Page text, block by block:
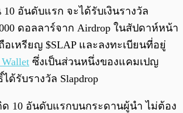
อันดับแรก จะได้รับเงินรางวัล
ดอลลาร์จาก Airdrop ในสัปดาห์หน้า
อเหรียญ $SLAP และลงทะเบียนที่อยู่
ซึ่งเป็นส่วนหนึ่งของแคมเปญ
ด้รับรางวัล Slapdrop
10 อันดับแรกบนกระดานผู้นำ ไม่ต้อง